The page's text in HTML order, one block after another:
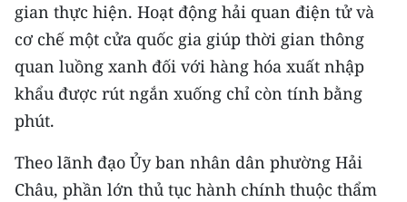
gian thực hiện. Hoạt động hải quan điện tử và
cơ chế một cửa quốc gia giúp thời gian thông
quan luồng xanh đối với hàng hóa xuất nhập
khẩu được rút ngắn xuống chỉ còn tính bằng
phút.
Theo lãnh đạo Ủy ban nhân dân phường Hải
Châu, phần lớn thủ tục hành chính thuộc thẩm